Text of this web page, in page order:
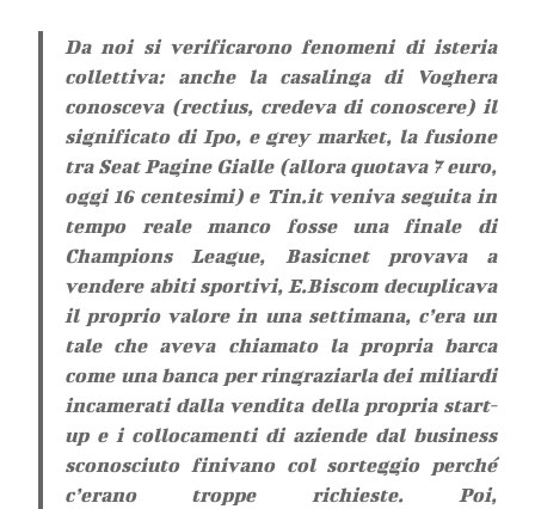
Da noi si verificarono fenomeni di isteria
collettiva: anche la casalinga di Voghera
conosceva (rectius, credeva di conoscere) il
significato di Ipo, e grey market, la fusione
tra Seat Pagine Gialle (allora quotava 7 euro,
oggi 16 centesimi) e Tin.it veniva seguita in
tempo reale manco fosse una finale di
Champions League, Basicnet provava a
vendere abiti sportivi, E.Biscom decuplicava
il proprio valore in una settimana, c’era un
tale che aveva chiamato la propria barca
come una banca per ringraziarla dei miliardi
incamerati dalla vendita della propria start-
up e i collocamenti di aziende dal business
sconosciuto finivano col sorteggio perché
c’erano troppe richieste. Poi,